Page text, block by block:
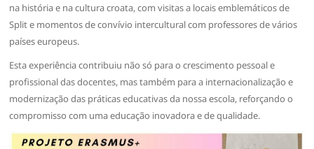
na história e na cultura croata, com visitas a locais emblemáticos de
Split e momentos de convívio intercultural com professores de vários
países europeus.
Esta experiência contribuiu não só para o crescimento pessoal e
profissional das docentes, mas também para a internacionalização e
modernização das práticas educativas da nossa escola, reforçando o
compromisso com uma educação inovadora e de qualidade.